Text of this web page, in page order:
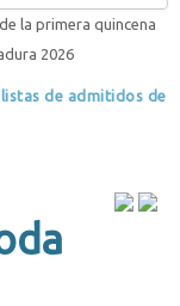
la primera quincena
2026
listas de admitidos de